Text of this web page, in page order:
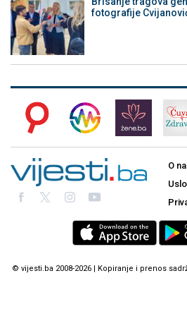
fotografije
O
© vijesti.ba 2008-2026 | Kopiranje i prenos